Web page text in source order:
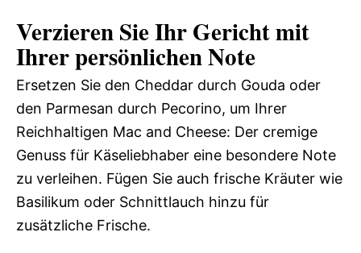
Verzieren Sie Ihr Gericht mit
Ihrer persönlichen Note
Ersetzen Sie den Cheddar durch Gouda oder
den Parmesan durch Pecorino, um Ihrer
Reichhaltigen Mac and Cheese: Der cremige
Genuss für Käseliebhaber eine besondere Note
zu verleihen. Fügen Sie auch frische Kräuter wie
Basilikum oder Schnittlauch hinzu für
zusätzliche Frische.